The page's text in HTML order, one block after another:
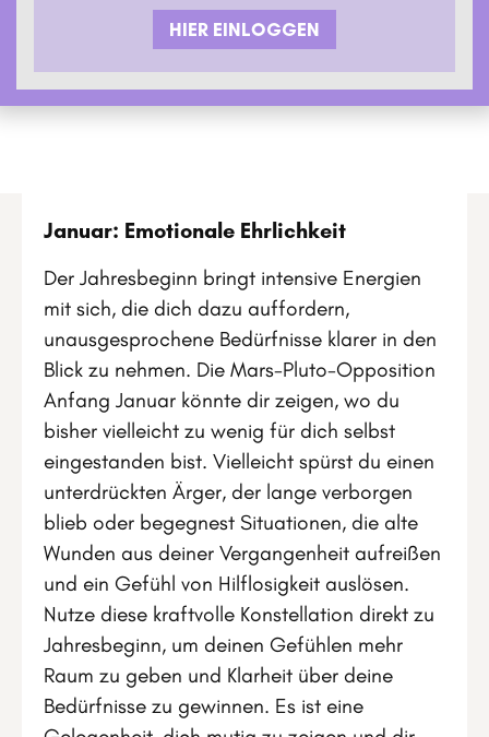
HIER EINLOGGEN
Januar: Emotionale Ehrlichkeit
Der Jahresbeginn bringt intensive Energien
mit sich, die dich dazu auffordern,
unausgesprochene Bedürfnisse klarer in den
Blick zu nehmen. Die Mars-Pluto-Opposition
Anfang Januar könnte dir zeigen, wo du
bisher vielleicht zu wenig für dich selbst
eingestanden bist. Vielleicht spürst du einen
unterdrückten Ärger, der lange verborgen
blieb oder begegnest Situationen, die alte
Wunden aus deiner Vergangenheit aufreißen
und ein Gefühl von Hilflosigkeit auslösen.
Nutze diese kraftvolle Konstellation direkt zu
Jahresbeginn, um deinen Gefühlen mehr
Raum zu geben und Klarheit über deine
Bedürfnisse zu gewinnen. Es ist eine